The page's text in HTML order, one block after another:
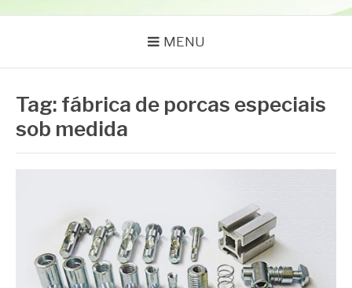
MENU
Tag: fábrica de porcas especiais
sob medida